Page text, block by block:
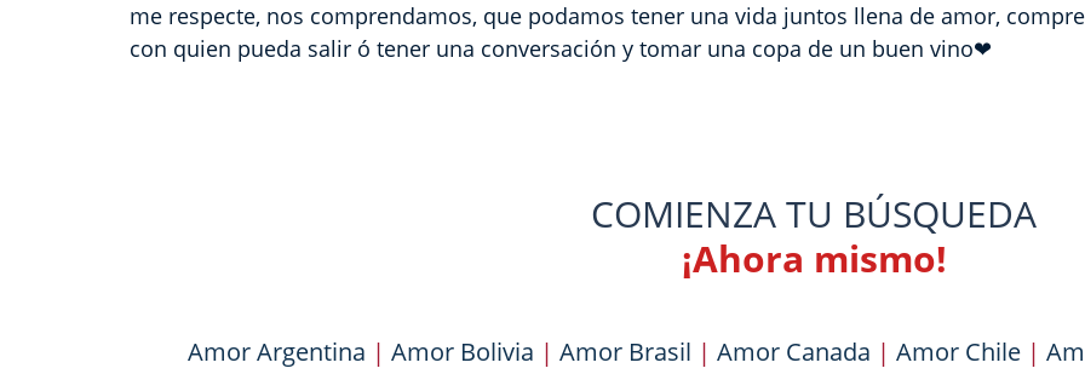
me respecte, nos comprendamos, que podamos tener una vida juntos llena de amor,
con quien pueda salir ó tener una conversación y tomar una copa de un buen vino❤
COMIENZA TU BÚSQUEDA
¡Ahora mismo!
Amor Argentina | Amor Bolivia | Amor Brasil | Amor Canada | Amor Chile |